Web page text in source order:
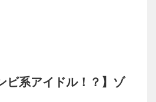
ビ系アイドル！？】ゾ